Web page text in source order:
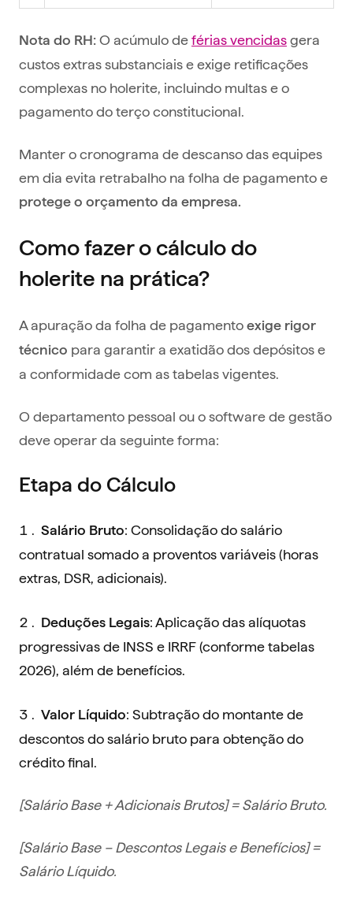
Nota do RH: O acúmulo deférias vencidasgera
custos extras substanciais e exige retificações
complexas no holerite, incluindo multas e o
pagamento do terço constitucional.
Manter o cronograma de descanso das equipes
em dia evita retrabalho na folha de pagamento e
protege o orçamento da empresa.
Como fazer o cálculo do
holerite na prática?
A apuração da folha de pagamento exige rigor
técnico para garantir a exatidão dos depósitos e
a conformidade com as tabelas vigentes.
O departamento pessoal ou o software de gestão
deve operar da seguinte forma:
Etapa do Cálculo
Salário Bruto: Consolidação do salário
contratual somado a proventos variáveis (horas
extras, DSR, adicionais).
Deduções Legais: Aplicação das alíquotas
progressivas de INSS e IRRF (conforme tabelas
2026), além de benefícios.
Valor Líquido: Subtração do montante de
descontos do salário bruto para obtenção do
crédito final.
[Salário Base + Adicionais Brutos] = Salário Bruto.
[Salário Base – Descontos Legais e Benefícios] =
Salário Líquido.